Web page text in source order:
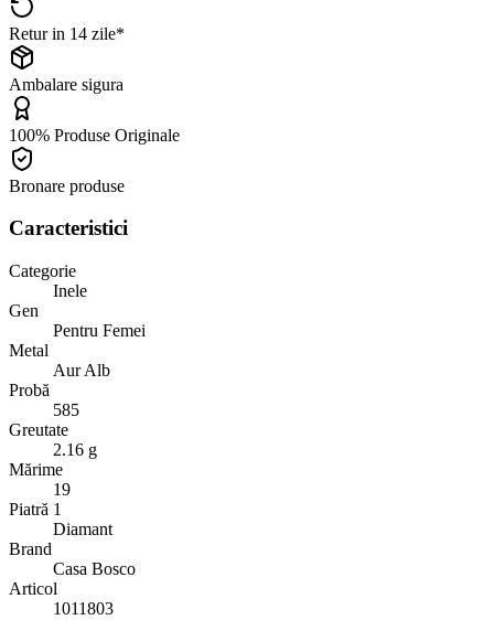
Retur in 14 zile*
Ambalare sigura
100% Produse Originale
Bronare produse
Caracteristici
Categorie
Inele
Gen
Pentru Femei
Metal
Aur Alb
Probă
585
Greutate
2.16 g
Mărime
19
Piatră 1
Diamant
Brand
Casa Bosco
Articol
1011803